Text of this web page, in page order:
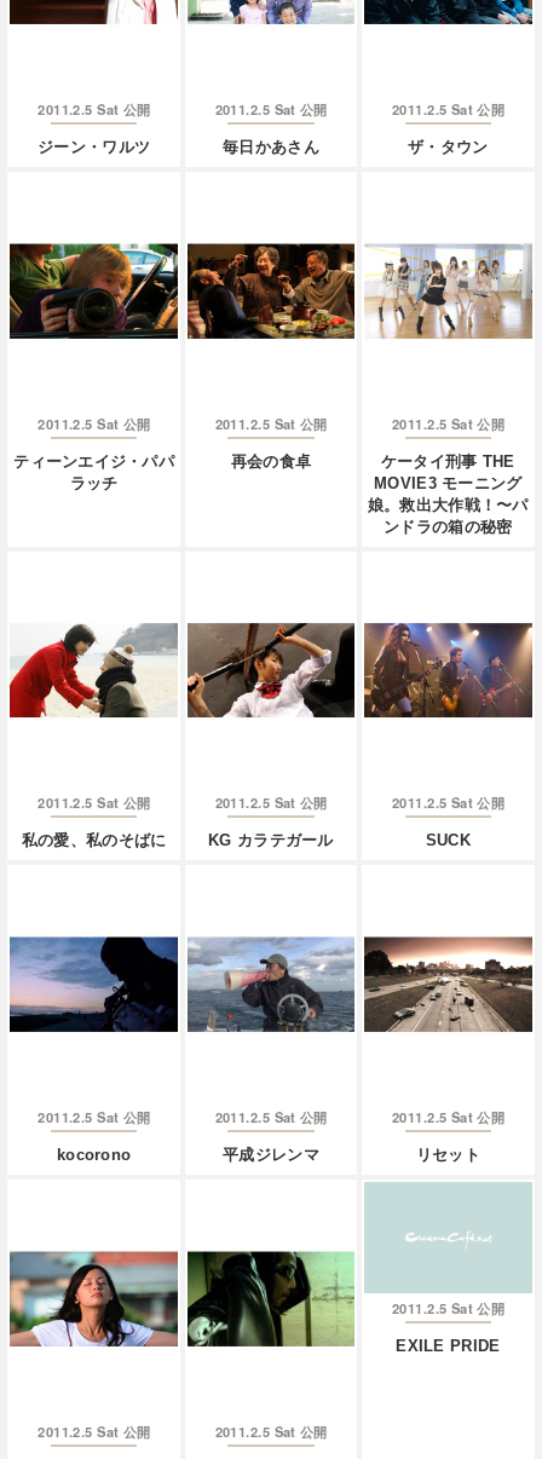
2011.2.5 Sat 公開
ジーン・ワルツ
2011.2.5 Sat 公開
毎日かあさん
2011.2.5 Sat 公開
ザ・タウン
2011.2.5 Sat 公開
ティーンエイジ・パパ
ラッチ
2011.2.5 Sat 公開
再会の食卓
2011.2.5 Sat 公開
ケータイ刑事 THE
MOVIE3 モーニング
娘。救出大作戦！〜パ
ンドラの箱の秘密
2011.2.5 Sat 公開
私の愛、私のそばに
2011.2.5 Sat 公開
KG カラテガール
2011.2.5 Sat 公開
SUCK
2011.2.5 Sat 公開
kocorono
2011.2.5 Sat 公開
平成ジレンマ
2011.2.5 Sat 公開
リセット
2011.2.5 Sat 公開 2011.2.5 Sat 公開
2011.2.5 Sat 公開
EXILE PRIDE